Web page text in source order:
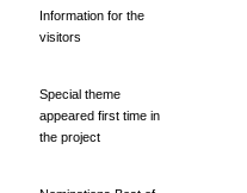
Information for the
visitors
Special theme
appeared first time in
the project